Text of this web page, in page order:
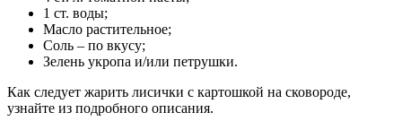
1 ст. воды;
Масло растительное;
Соль – по вкусу;
Зелень укропа и/или петрушки.
Как следует жарить лисички с картошкой на сковороде,
узнайте из подробного описания.